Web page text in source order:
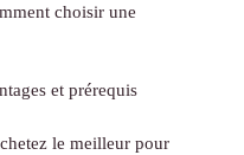
choisir une
et prérequis
le meilleur pour